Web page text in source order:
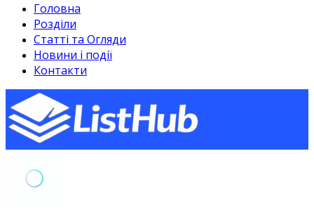
Головна
Розділи
Статті та Огляди
Новини і події
Контакти